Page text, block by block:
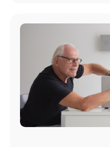
化设计理念的普及，颜色
愈发凸显，需从功能、科
应用体系。本期提纲：·
品颜色的科学选择方法·医
（医疗产品颜色的功能价
时，医疗产品的颜色常常